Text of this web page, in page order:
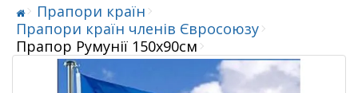
Прапори країн
Прапори країн членів Євросоюзу
Прапор Румунії 150х90см